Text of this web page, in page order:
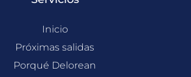
Inicio
Próximas salidas
Porqué Delorean